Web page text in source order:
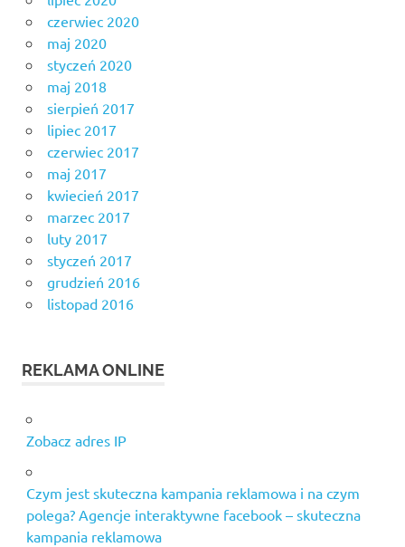
czerwiec 2020
maj 2020
styczeń 2020
maj 2018
sierpień 2017
lipiec 2017
czerwiec 2017
maj 2017
kwiecień 2017
marzec 2017
luty 2017
styczeń 2017
grudzień 2016
listopad 2016
REKLAMA ONLINE
Zobacz adres IP
Czym jest skuteczna kampania reklamowa i na czym
polega? Agencje interaktywne facebook – skuteczna
kampania reklamowa